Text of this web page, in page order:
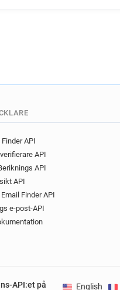
Finder API
API
API
API
Finder API
e-post-API
API:et på
English